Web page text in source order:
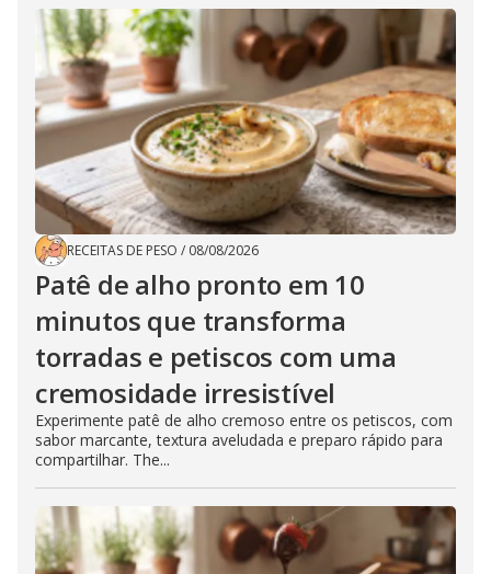
RECEITAS DE PESO / 08/08/2026
Patê de alho pronto em 10
minutos que transforma
torradas e petiscos com uma
cremosidade irresistível
Experimente patê de alho cremoso entre os petiscos, com
sabor marcante, textura aveludada e preparo rápido para
compartilhar. The...